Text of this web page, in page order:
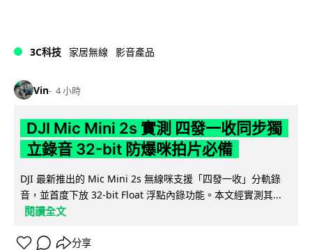
3C科技 家居無線 影音產品
Vin 4 小時
DJI Mic Mini 2s 實測 四發一收同步獨
立錄音 32-bit 防爆咪拍片必備
DJI 最新推出的 Mic Mini 2s 無線咪支援「四發一收」分軌錄
音，並首度下放 32-bit Float 浮點內錄功能。本文經實測其...
閱讀全文
分享